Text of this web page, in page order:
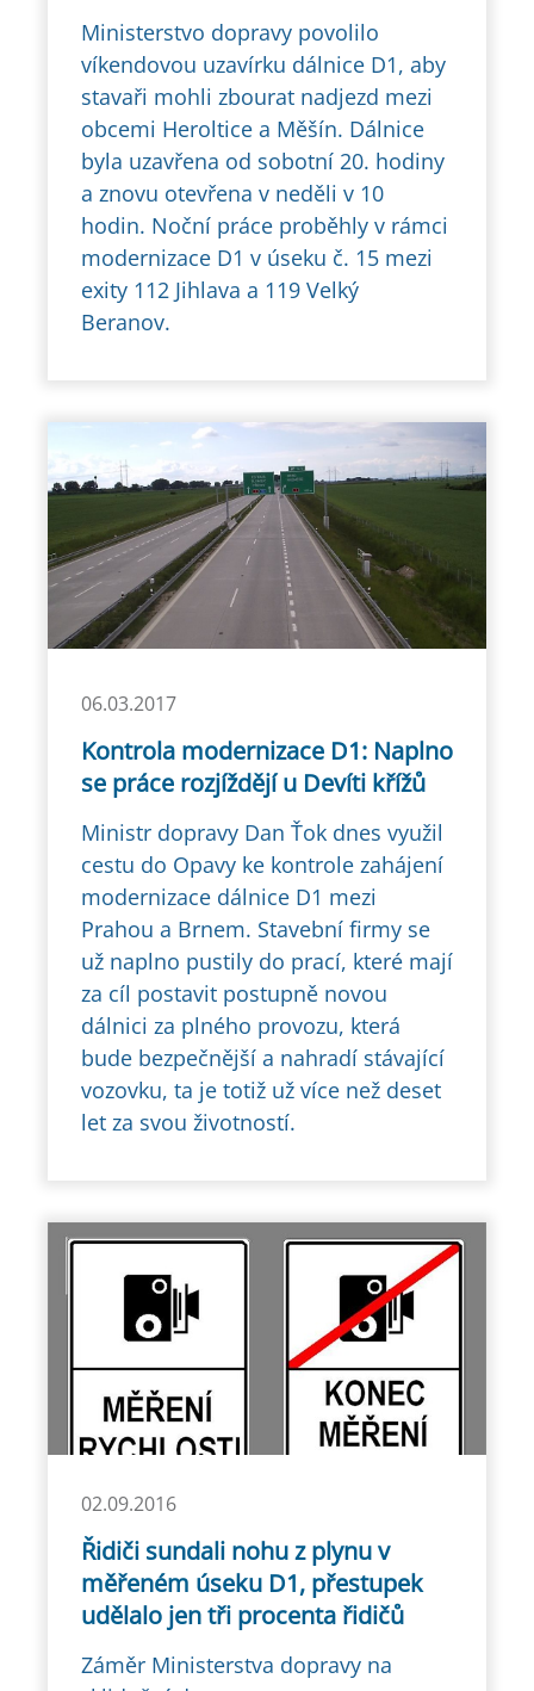
Ministerstvo dopravy povolilo
víkendovou uzavírku dálnice D1, aby
stavaři mohli zbourat nadjezd mezi
obcemi Heroltice a Měšín. Dálnice
byla uzavřena od sobotní 20. hodiny
a znovu otevřena v neděli v 10
hodin. Noční práce proběhly v rámci
modernizace D1 v úseku č. 15 mezi
exity 112 Jihlava a 119 Velký
Beranov.
06.03.2017
Kontrola modernizace D1: Naplno
se práce rozjíždějí u Devíti křížů
Ministr dopravy Dan Ťok dnes využil
cestu do Opavy ke kontrole zahájení
modernizace dálnice D1 mezi
Prahou a Brnem. Stavební firmy se
už naplno pustily do prací, které mají
za cíl postavit postupně novou
dálnici za plného provozu, která
bude bezpečnější a nahradí stávající
vozovku, ta je totiž už více než deset
let za svou životností.
02.09.2016
Řidiči sundali nohu z plynu v
měřeném úseku D1, přestupek
udělalo jen tři procenta řidičů
Záměr Ministerstva dopravy na